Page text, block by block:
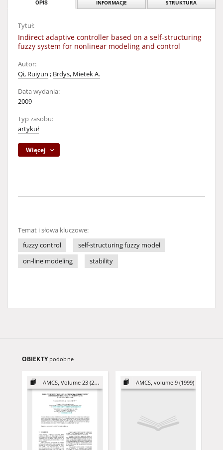
OPIS INFORMACJE STRUKTURA
Tytuł:
Indirect adaptive controller based on a self-structuring
fuzzy system for nonlinear modeling and control
Autor:
Qi, Ruiyun ; Brdys, Mietek A.
Data wydania:
2009
Typ zasobu:
artykuł
Więcej
Temat i słowa kluczowe:
fuzzy control
self-structuring fuzzy model
on-line modeling
stability
OBIEKTY podobne
AMCS, Volume 23 (2013) AMCS, volume 9 (1999)